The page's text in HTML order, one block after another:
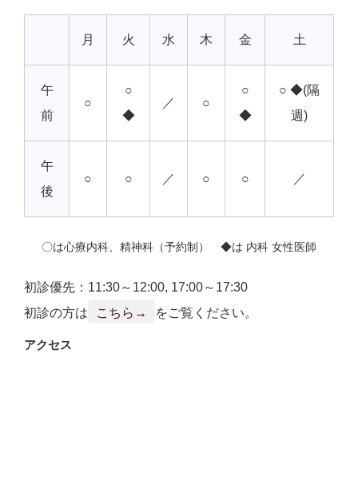
月 火 水 木 金 土
午
前
○
○
◆
／ ○
○
◆
○ ◆(隔
週)
午
後
○ ○ ／ ○ ○ ／
〇は心療内科、精神科（予約制） ◆は 内科 女性医師
初診優先：11:30～12:00, 17:00～17:30
初診の方は
こちら→ をご覧ください。
アクセス